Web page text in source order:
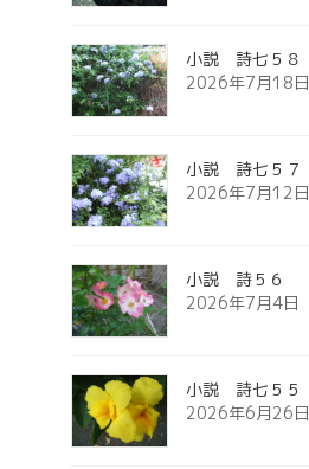
小説 詩七５８
2026年7月18日
小説 詩七５７
2026年7月12日
小説 詩５６
2026年7月4日
小説 詩七５５
2026年6月26日